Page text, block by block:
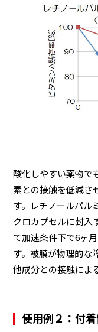
酸化しやすい薬物で
素との接触を低減さ
す。レチノールパル
クロカプセルに封入
て加速条件下で6ヶ
す。被膜が物理的な
他成分との接触によ
使用例２：付